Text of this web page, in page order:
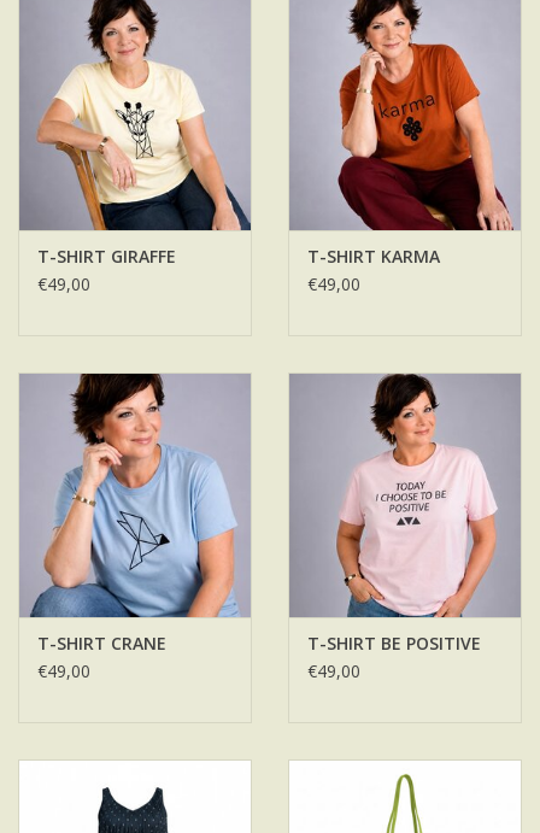
MY MUSIC
BLOG
T-SHIRT GIRAFFE
€49,00
T-SHIRT KARMA
€49,00
T-SHIRT CRANE
€49,00
T-SHIRT BE POSITIVE
€49,00